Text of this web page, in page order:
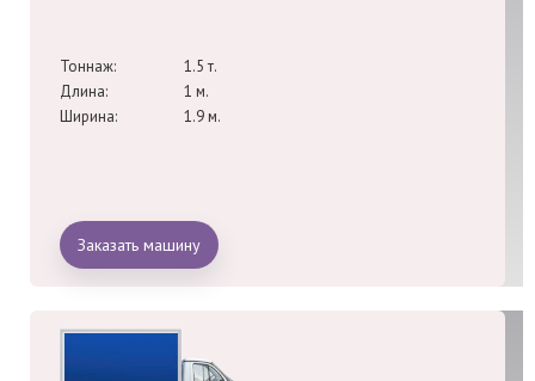
Тоннаж:
1.5 т.
Длина:
1 м.
Ширина:
1.9 м.
Заказать машину